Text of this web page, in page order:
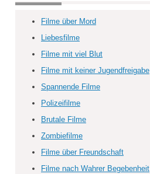
Filme über Mord
Liebesfilme
Filme mit viel Blut
Filme mit keiner Jugendfreigabe
Spannende Filme
Polizeifilme
Brutale Filme
Zombiefilme
Filme über Freundschaft
Filme nach Wahrer Begebenheit